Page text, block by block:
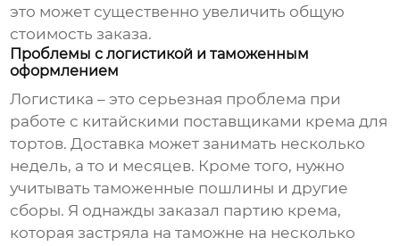
это может существенно увеличить общую
стоимость заказа.
Проблемы с логистикой и таможенным
оформлением
Логистика – это серьезная проблема при
работе с китайскими поставщиками крема для
тортов. Доставка может занимать несколько
недель, а то и месяцев. Кроме того, нужно
учитывать таможенные пошлины и другие
сборы. Я однажды заказал партию крема,
которая застряла на таможне на несколько